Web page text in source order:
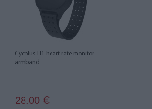
Cycplus H1 heart rate monitor
armband
28.00 €